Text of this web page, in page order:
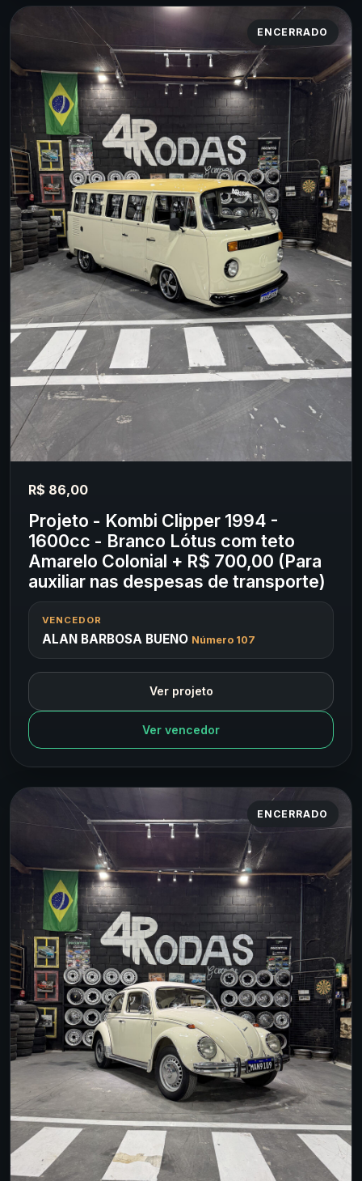
ENCERRADO
R$ 86,00
Projeto - Kombi Clipper 1994 -
1600cc - Branco Lótus com teto
Amarelo Colonial + R$ 700,00 (Para
auxiliar nas despesas de transporte)
VENCEDOR
ALAN BARBOSA BUENO Número 107
Ver projeto
Ver vencedor
ENCERRADO